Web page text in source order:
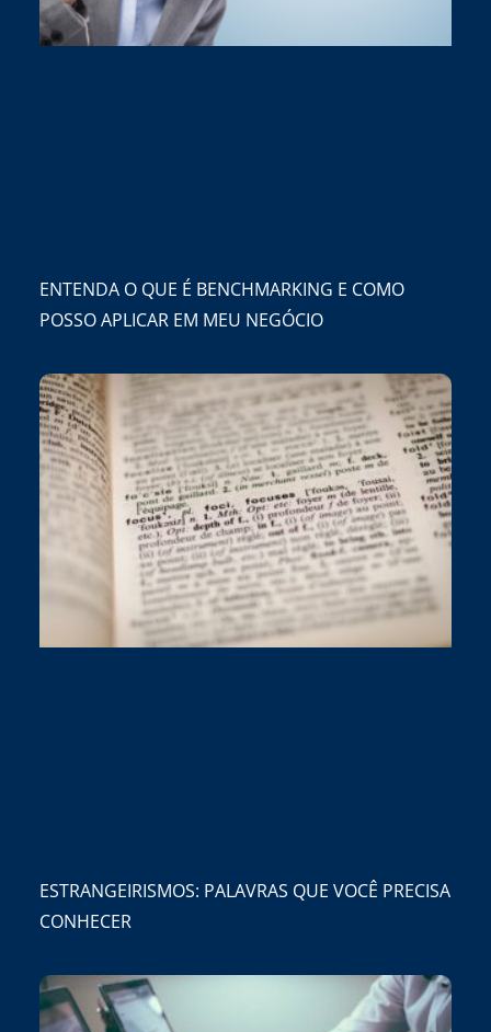
ENTENDA O QUE É BENCHMARKING E COMO
POSSO APLICAR EM MEU NEGÓCIO
ESTRANGEIRISMOS: PALAVRAS QUE VOCÊ PRECISA
CONHECER